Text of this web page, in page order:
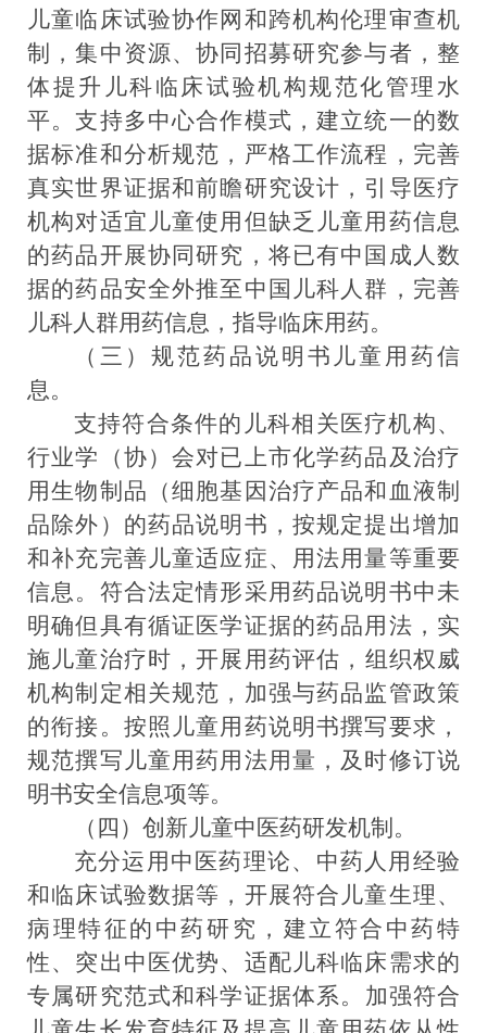
儿童临床试验协作网和跨机构伦理审查机
制，集中资源、协同招募研究参与者，整
体提升儿科临床试验机构规范化管理水
平。支持多中心合作模式，建立统一的数
据标准和分析规范，严格工作流程，完善
真实世界证据和前瞻研究设计，引导医疗
机构对适宜儿童使用但缺乏儿童用药信息
的药品开展协同研究，将已有中国成人数
据的药品安全外推至中国儿科人群，完善
儿科人群用药信息，指导临床用药。
（三）规范药品说明书儿童用药信
息。
支持符合条件的 儿科相关医疗机构、
行业学（协）会对已上市化学药品及治疗
用生物制品（细胞基因治疗产品和血液制
品除外）的药品说明书，按规定提出增加
和补充完善儿童适应症、用法用量等重要
信息。 符合法定情形采用药品说明书中未
明确但具有循证医学证据的药品用法，实
施儿童治疗时 ，开展用药评估，组织权威
机构制定相关规范，加强与药品监管政策
的衔接。 按照 儿童用药说明书撰写要求，
规范撰写 儿童用药用法用量，及时修订说
明书安全信息项等。
（四）创新儿童中医药研发机制。
充分运用中医药理论、中药人用经验
和临床试验数据等， 开展符合儿童生理、
病理特征的中药研究，建立符合中药特
性、突出中医优势、适配儿科临床需求的
专属研究范式和科学证据体系。 加强符合